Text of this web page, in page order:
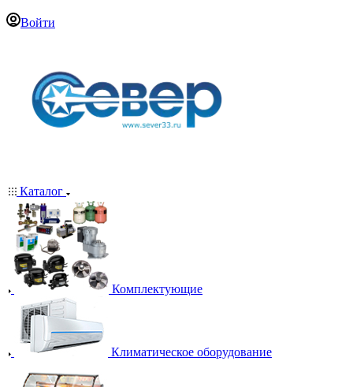
Войти
Каталог
Комплектующие
Климатическое оборудование